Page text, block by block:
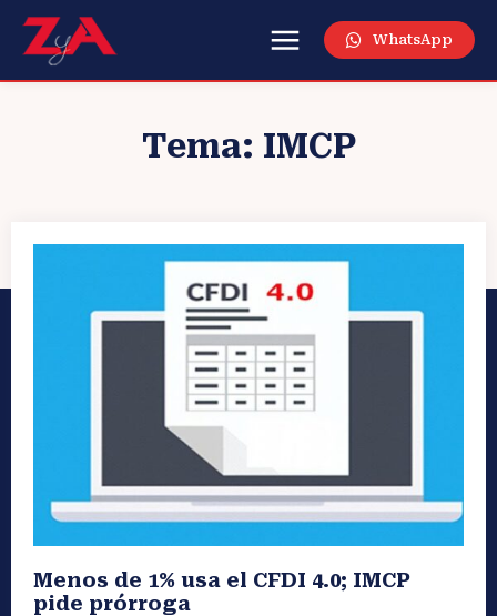
WhatsApp
Tema: IMCP
Menos de 1% usa el CFDI 4.0; IMCP
pide prórroga